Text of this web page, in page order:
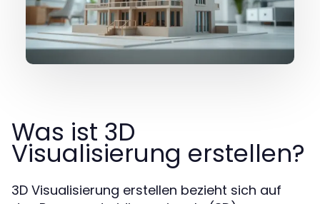
Was ist 3D
Visualisierung erstellen?
3D Visualisierung erstellen bezieht sich auf